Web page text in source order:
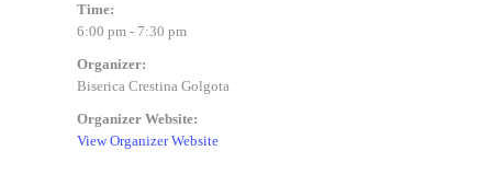
Time:
6:00 pm - 7:30 pm
Organizer:
Biserica Crestina Golgota
Organizer Website:
View Organizer Website